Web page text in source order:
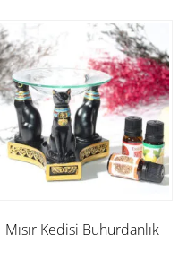
Mısır Kedisi Buhurdanlık